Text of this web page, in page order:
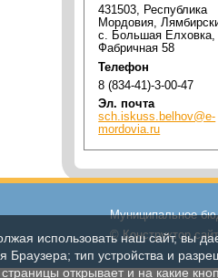
431503, Республика
Мордовия,
с. Большая Елховка,
Фабричная 58
Телефон
8 (834-41)-3-00-47
Эл. почта
sch.iskuss.belhov@e-
mordovia.ru
Муниципальное
© Конструктор
использовать наш сайт, вы
Браузера; тип устройства и
страницы открывает и на какие